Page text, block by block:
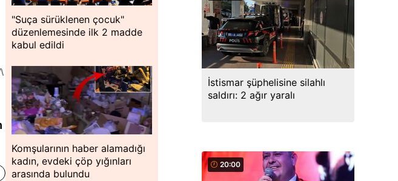
"Suça sürüklenen çocuk"
düzenlemesinde ilk 2 madde
kabul edildi
Komşularının haber alamadığı
kadın, evdeki çöp yığınları
arasında bulundu
İstismar şüphelisine silahlı
saldırı: 2 ağır yaralı
20:00